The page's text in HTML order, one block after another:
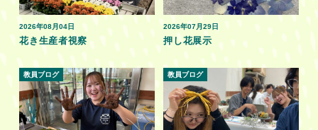
2026年08月04日
花き生産者視察
2026年07月29日
押し花展示
教員ブログ 教員ブログ